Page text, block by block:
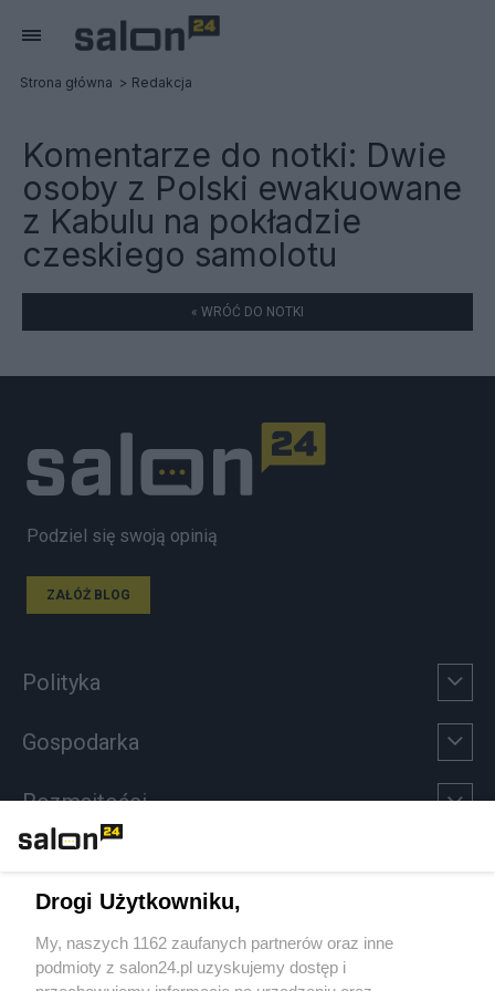
Strona główna Redakcja
Komentarze do notki: Dwie
osoby z Polski ewakuowane
z Kabulu na pokładzie
czeskiego samolotu
« WRÓĆ DO NOTKI
Podziel się swoją opinią
ZAŁÓŻ BLOG
Polityka
Gospodarka
Rozmaitości
Sport
Społeczeństwo
Drogi Użytkowniku,
My, naszych 1162 zaufanych partnerów oraz inne
podmioty z salon24.pl uzyskujemy dostęp i